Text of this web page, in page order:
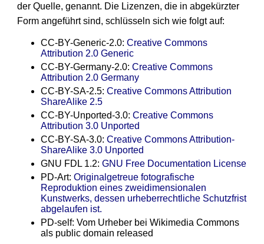
der Quelle, genannt. Die Lizenzen, die in abgekürzter
Form angeführt sind, schlüsseln sich wie folgt auf:
CC-BY-Generic-2.0: Creative Commons
Attribution 2.0 Generic
CC-BY-Germany-2.0: Creative Commons
Attribution 2.0 Germany
CC-BY-SA-2.5: Creative CommonsAttribution
ShareAlike 2.5
CC-BY-Unported-3.0: Creative Commons
Attribution 3.0 Unported
CC-BY-SA-3.0: Creative CommonsAttribution-
ShareAlike 3.0 Unported
GNU FDL 1.2: GNU Free Documentation License
PD-Art: Originalgetreue fotografische
Reproduktion eines zweidimensionalen
Kunstwerks, dessen urheberrechtliche Schutzfrist
abgelaufen ist.
PD-self: Vom Urheber bei Wikimedia Commons
als public domain released